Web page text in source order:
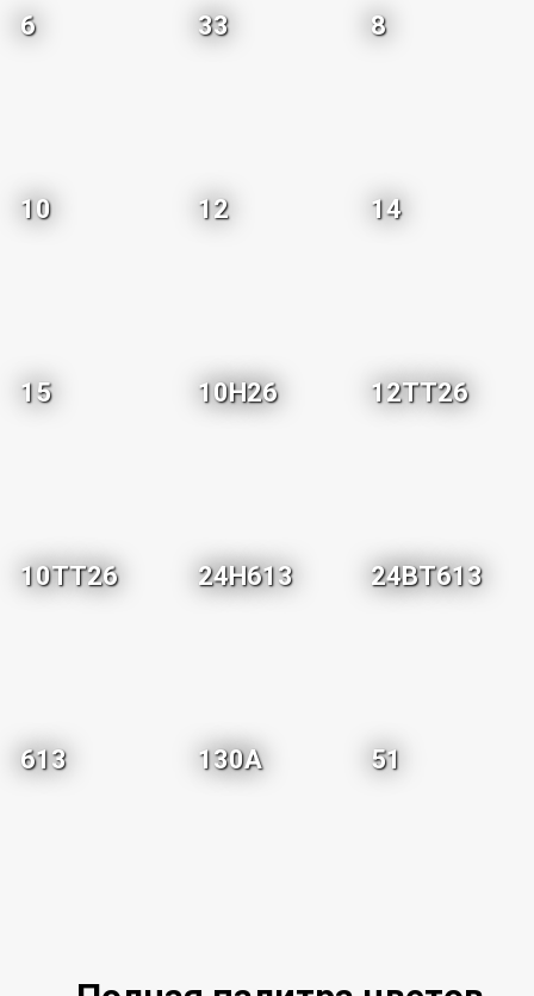
6 33 8
10 12 14
15 10H26 12TT26
10TT26 24H613 24BT613
613 130A 51